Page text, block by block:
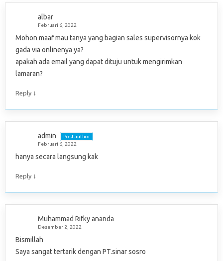
albar
Februari 6, 2022
Mohon maaf mau tanya yang bagian sales supervisornya kok
gada via onlinenya ya?
apakah ada email yang dapat dituju untuk mengirimkan
lamaran?
Reply ↓
admin
Post author
Februari 6, 2022
hanya secara langsung kak
Reply ↓
Muhammad Rifky ananda
Desember 2, 2022
Bismillah
Saya sangat tertarik dengan PT.sinar sosro